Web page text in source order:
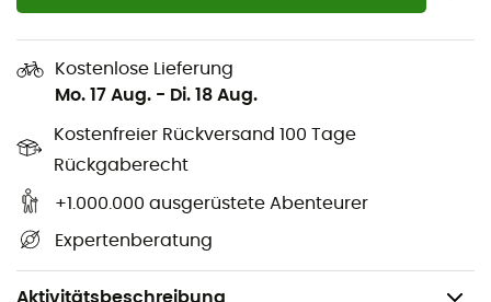
Kostenlose Lieferung
Mo. 17 Aug. - Di. 18 Aug.
Kostenfreier Rückversand 100 Tage
Rückgaberecht
+1.000.000 ausgerüstete Abenteurer
Expertenberatung
Aktivitätsbeschreibung
Verstellbare Ärmelbündchen mit Klettverschluss
Unterlegter Schutz
Anpassbare Kapuze mit elastischem Kordelzug,
integrierter Schirm
Belüftungsreißverschlüsse unter den Armen
Gewicht: 465 g